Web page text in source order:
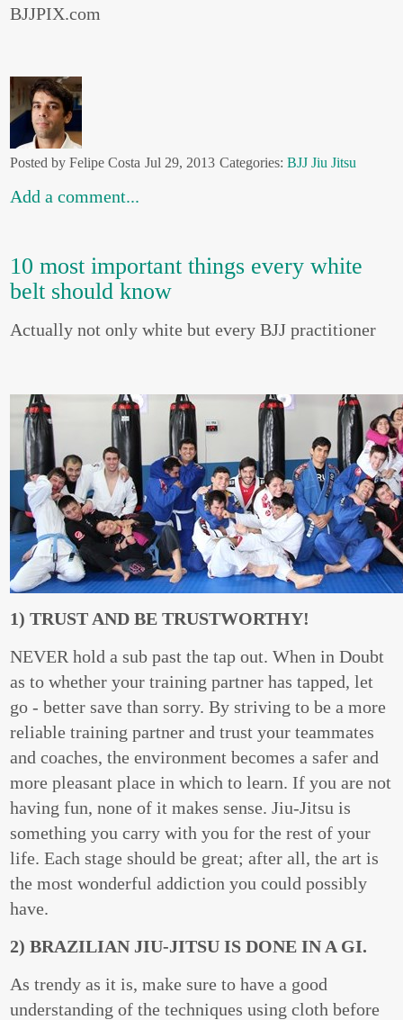
BJJPIX.com
Posted by Felipe Costa Jul 29, 2013 Categories: BJJ Jiu Jitsu
Add a comment...
10 most important things every white
belt should know
Actually not only white but every BJJ practitioner
1) TRUST AND BE TRUSTWORTHY!
NEVER hold a sub past the tap out. When in Doubt
as to whether your training partner has tapped, let
go - better save than sorry. By striving to be a more
reliable training partner and trust your teammates
and coaches, the environment becomes a safer and
more pleasant place in which to learn. If you are not
having fun, none of it makes sense. Jiu-Jitsu is
something you carry with you for the rest of your
life. Each stage should be great; after all, the art is
the most wonderful addiction you could possibly
have.
2) BRAZILIAN JIU-JITSU IS DONE IN A GI.
As trendy as it is, make sure to have a good
understanding of the techniques using cloth before